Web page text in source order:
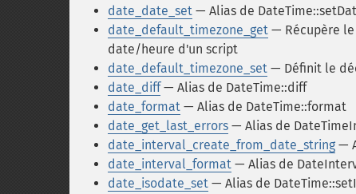
date_date_set — Alias de
date_default_timezone_get — Récupère
date/heure d'un script
date_default_timezone_set — Définit le
date_diff— Alias de DateTime::diff
date_format — Alias de DateTime::format
date_get_last_errors — Alias de
date_interval_create_from_date_string —
date_interval_format — Alias de
date_isodate_set — Alias de